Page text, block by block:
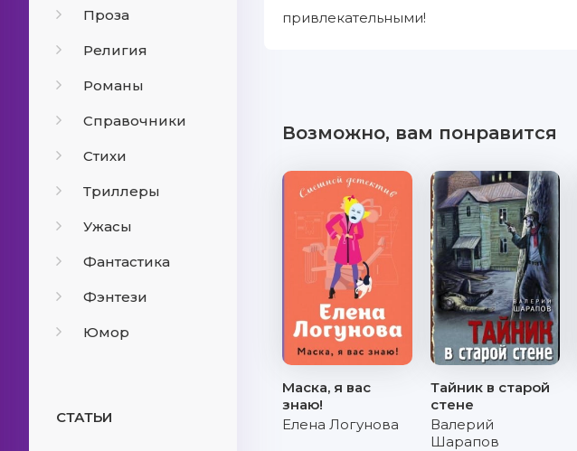
Проза
Религия
Романы
Справочники
Стихи
Триллеры
Ужасы
Фантастика
Фэнтези
Юмор
СТАТЬИ
привлекательными!
Возможно, вам понравится
Маска, я вас
знаю!
Елена Логунова
Тайник в старой
стене
Валерий
Шарапов